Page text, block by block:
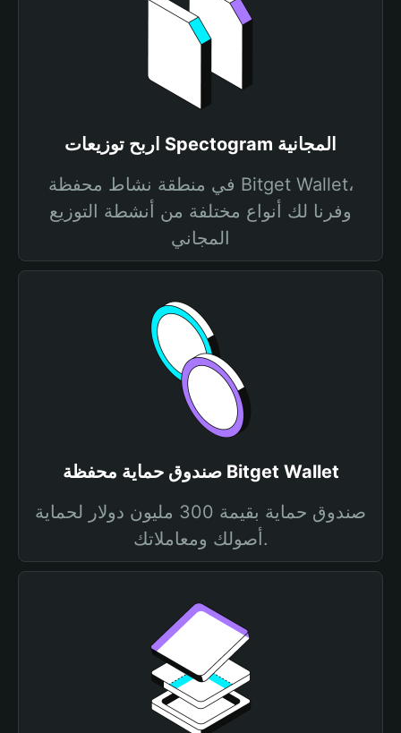
اربح توزيعات Spectogram المجانية
في منطقة نشاط محفظة Bitget Wallet،
وفرنا لك أنواع مختلفة من أنشطة التوزيع
المجاني
صندوق حماية محفظة Bitget Wallet
صندوق حماية بقيمة 300 مليون دولار لحماية
أصولك ومعاملاتك.